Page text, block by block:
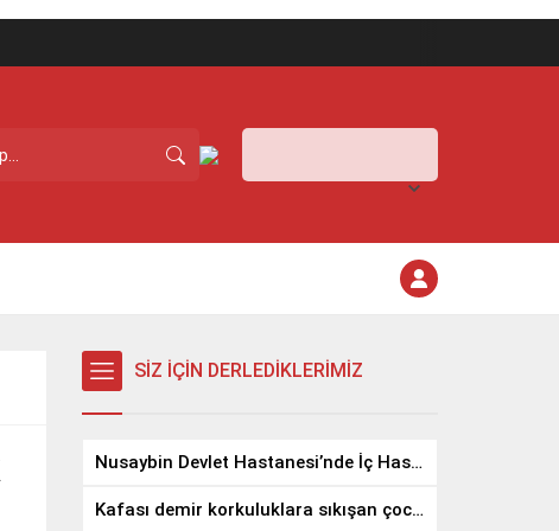
SİZ İÇİN DERLEDİKLERİMİZ
Nusaybin Devlet Hastanesi’nde İç Hastalıkları Uzmanı Göreve Başladı
Kafası demir korkuluklara sıkışan çocuğu gazeteci kurtardı